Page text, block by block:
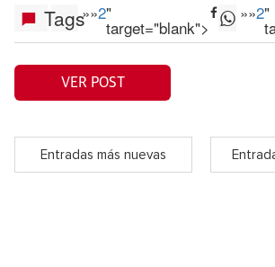
Tags»»2"
target="blank">
»»2"
VER POST
Entradas más nuevas